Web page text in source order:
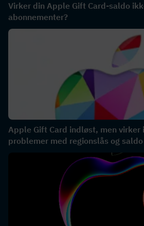
Virker din Apple Gift Card-saldo
abonnementer?
Apple Gift Card indløst, men virker
problemer med regionslås og saldo